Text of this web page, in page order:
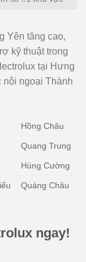
Yên tăng cao,
kỹ thuật trong
tại Hưng
nội ngoại Thành
Hồng Châu
Quang Trung
Hùng Cường
Quảng Châu
ngay!